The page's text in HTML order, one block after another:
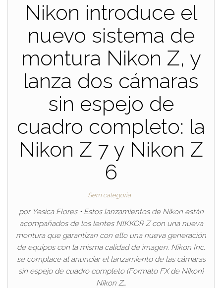
Nikon introduce el
nuevo sistema de
montura Nikon Z, y
lanza dos cámaras
sin espejo de
cuadro completo: la
Nikon Z 7 y Nikon Z
6
Sem categoria
por Yesica Flores • Estos lanzamientos de Nikon están
acompañados de los lentes NIKKOR Z con una nueva
montura que garantizan con ello una nueva generación
de equipos con la misma calidad de imagen. Nikon Inc.
se complace al anunciar el lanzamiento de las cámaras
sin espejo de cuadro completo (Formato FX de Nikon)
Nikon Z…